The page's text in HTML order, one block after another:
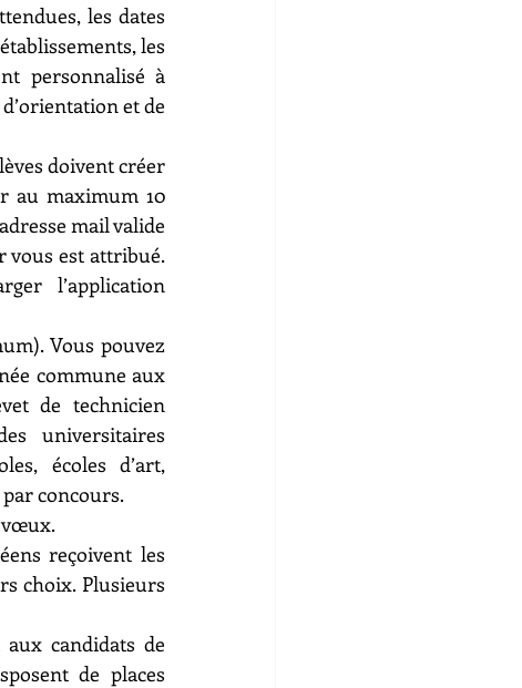
les dates
les
personnalisé à
et de
doivent créer
au maximum 10
mail valide
vous est attribué.
l’application
Vous pouvez
commune aux
de technicien
universitaires
écoles d’art,
concours.
vœux.
reçoivent les
choix. Plusieurs
candidats de
de places